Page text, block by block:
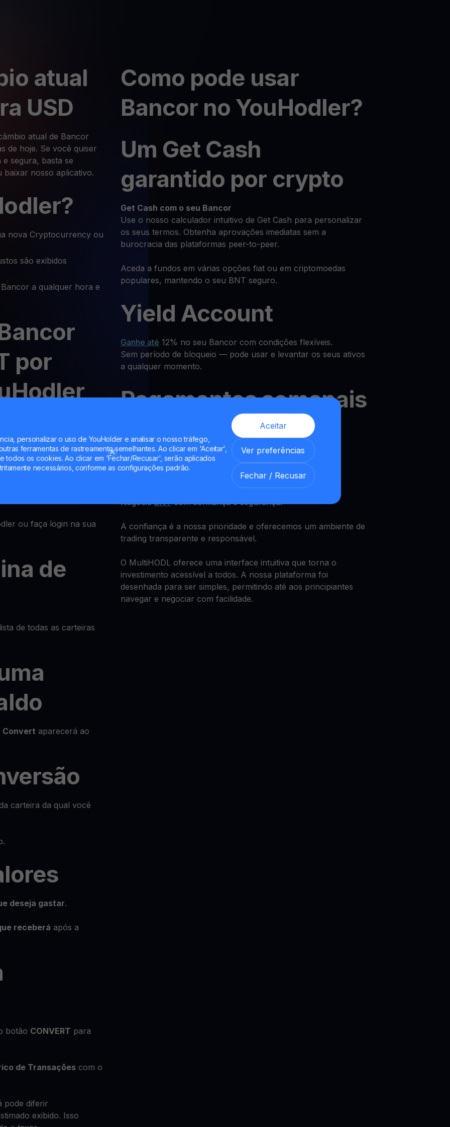
personalizar o uso de YouHolder e analisar o nosso tráfego,
ferramentas de rastreamento semelhantes. Ao clicar em 'Aceitar',
todos os cookies. Ao clicar em 'Fechar/Recusar', serão aplicados
necessários, conforme as configurações padrão.
Aceitar
Ver preferências
Fechar / Recusar
atual
USD
atual de Bancor
de hoje. Se você quiser
segura, basta se
nosso aplicativo.
nova Cryptocurrency ou
são exibidos
a qualquer hora e
por
ou faça
ou faça login na sua
de
de todas as carteiras
Convert aparecerá ao
carteira da qual você
deseja gastar.
receberá após a
botão CONVERT para
de Transações com o
pode diferir
exibido. Isso
Como pode usar
Bancor no YouHodler?
Um Get Cash
garantido por crypto
Get Cash com o seu Bancor
Use o nosso calculador intuitivo de Get Cash para personalizar
os seus termos. Obtenha aprovações imediatas sem a
burocracia das plataformas peer-to-peer.
Aceda a fundos em várias opções fiat ou em criptomoedas
populares, mantendo o seu BNT seguro.
Yield Account
Ganhe até 12% no seu Bancor com condições flexíveis.
Sem período de bloqueio — pode usar e levantar os seus ativos
a qualquer momento.
Pagamentos semanais
Receba retornos regulares e desfrute de um rendimento
previsível.
MultiHODL
NegocieBNTcom confiança e segurança.
A confiança é a nossa prioridade e oferecemos um ambiente de
trading transparente e responsável.
O MultiHODL oferece uma interface intuitiva que torna o
investimento acessível a todos. A nossa plataforma foi
desenhada para ser simples, permitindo até aos principiantes
navegar e negociar com facilidade.